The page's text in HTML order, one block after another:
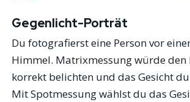
Gegenlicht-Porträt
Du fotografierst eine Person vor
Himmel. Matrixmessung würde
korrekt belichten und das Gesicht
Mit Spotmessung wählst du das